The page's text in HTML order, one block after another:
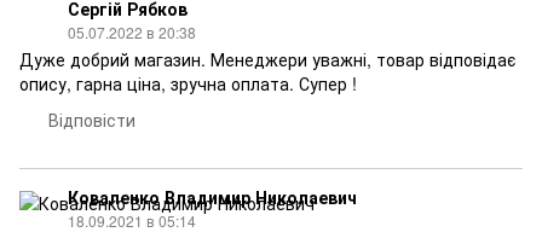
Сергій Рябков
05.07.2022 в 20:38
Дуже добрий магазин. Менеджери уважні, товар відповідає
опису, гарна ціна, зручна оплата. Супер !
Відповісти
Коваленко Владимир Николаевич
18.09.2021 в 05:14